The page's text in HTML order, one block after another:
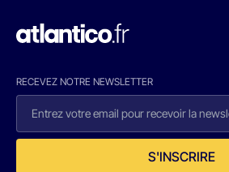
RECEVEZ NOTRE NEWSLETTER
S'INSCRIRE